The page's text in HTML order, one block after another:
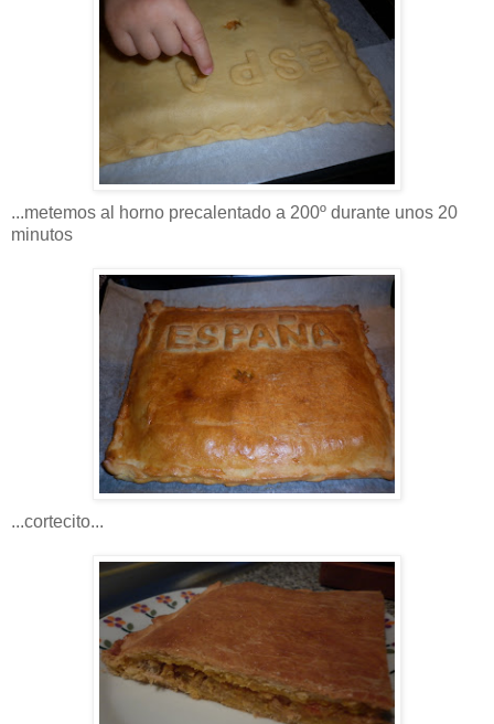
...metemos al horno precalentado a 200º durante unos 20
minutos
...cortecito...